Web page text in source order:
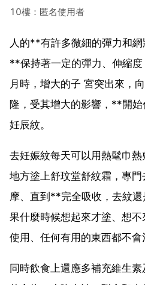
10樓：匿名使用者
人的**有許多微細的彈力和網
**保持著一定的彈力、伸縮
月時，增大的子 宮突出來，
隆，受其增大的影響，**開
妊辰紋。
去妊娠紋每天可以用熱髦巾
地方塗上舒玟堂舒紋霜，專
摩、直到**完全吸收，去紋
果什麼時候想起來才塗、想
使用、任何有用的東西都不會
同時飲食上還應多補充維生